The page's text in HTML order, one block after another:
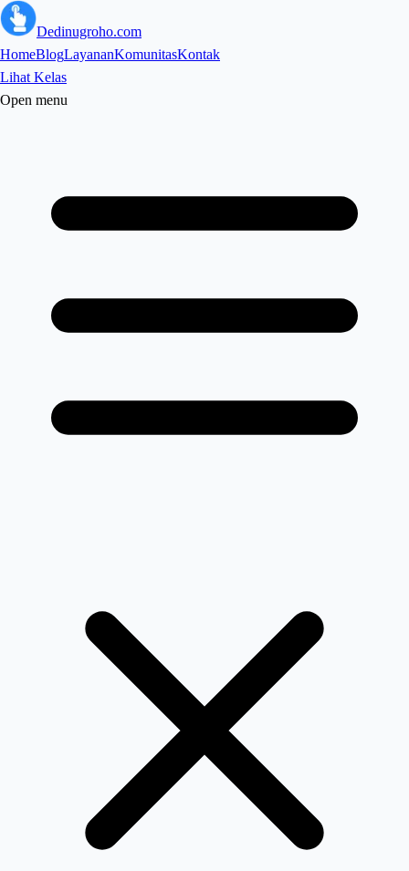
Dedinugroho.com
HomeBlogLayananKomunitasKontak
Lihat Kelas
Open menu